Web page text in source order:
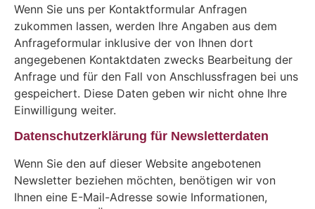
Wenn Sie uns per Kontaktformular Anfragen
zukommen lassen, werden Ihre Angaben aus dem
Anfrageformular inklusive der von Ihnen dort
angegebenen Kontaktdaten zwecks Bearbeitung der
Anfrage und für den Fall von Anschlussfragen bei uns
gespeichert. Diese Daten geben wir nicht ohne Ihre
Einwilligung weiter.
Datenschutzerklärung für Newsletterdaten
Wenn Sie den auf dieser Website angebotenen
Newsletter beziehen möchten, benötigen wir von
Ihnen eine E-Mail-Adresse sowie Informationen,